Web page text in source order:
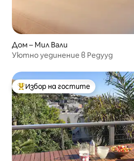
Дом – Мил Вали
Уютно уединение в Редууд
Най-популярен избор на гостите
Избор на гостите